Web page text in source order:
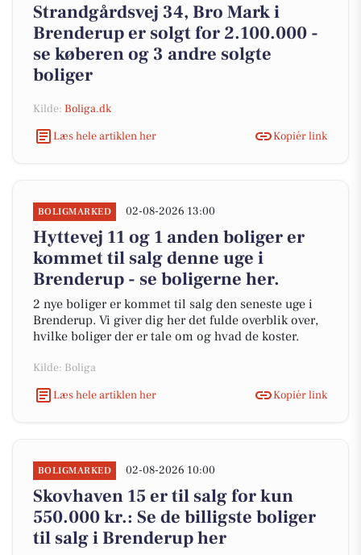
Strandgårdsvej 34, Bro Mark i
Brenderup er solgt for 2.100.000 -
se køberen og 3 andre solgte
boliger
Kilde: Boliga.dk
Læs hele artiklen her
Kopiér link
BOLIGMARKED 02-08-2026 13:00
Hyttevej 11 og 1 anden boliger er
kommet til salg denne uge i
Brenderup - se boligerne her.
2 nye boliger er kommet til salg den seneste uge i
Brenderup. Vi giver dig her det fulde overblik over,
hvilke boliger der er tale om og hvad de koster.
Kilde: Boliga
Læs hele artiklen her
Kopiér link
BOLIGMARKED 02-08-2026 10:00
Skovhaven 15 er til salg for kun
550.000 kr.: Se de billigste boliger
til salg i Brenderup her